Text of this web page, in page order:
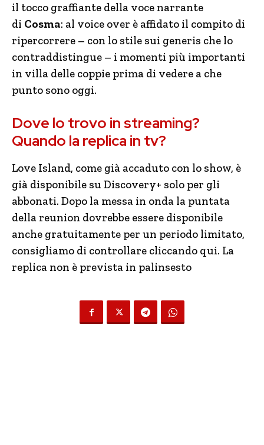
il tocco graffiante della voce narrante
di Cosma: al voice over è affidato il compito di
ripercorrere – con lo stile sui generis che lo
contraddistingue – i momenti più importanti
in villa delle coppie prima di vedere a che
punto sono oggi.
Dove lo trovo in streaming?
Quando la replica in tv?
Love Island, come già accaduto con lo show, è
già disponibile su Discovery+ solo per gli
abbonati. Dopo la messa in onda la puntata
della reunion dovrebbe essere disponibile
anche gratuitamente per un periodo limitato,
consigliamo di controllare cliccando qui. La
replica non è prevista in palinsesto